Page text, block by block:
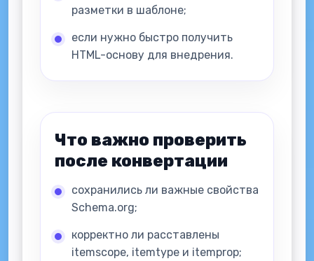
разметки в шаблоне;
если нужно быстро получить
HTML-основу для внедрения.
Что важно проверить
после конвертации
сохранились ли важные свойства
Schema.org;
корректно ли расставлены
itemscope, itemtype и itemprop;